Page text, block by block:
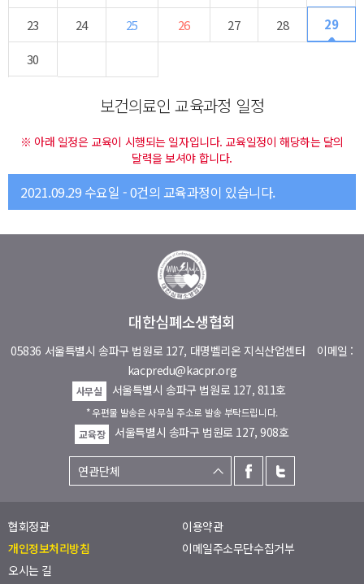
23
24 25 26 27 28 29
30
보건의료인 교육과정 일정
※ 아래 일정은 교육이 시행되는 일자입니다. 교육일정이 해당하는 달의
달력을 보셔야 합니다.
2021.09.29 수요일 - 0건의 교육과정이 있습니다.
대한심폐소생협회
05836 서울특별시 송파구 법원로 127, 대명벨리온 지식산업센터 이메일 :
kacpredu@kacpr.org
사무실 서울특별시 송파구 법원로 127, 811호
* 우편물 발송은 사무실 주소로 발송 부탁드립니다.
교육장
서울특별시 송파구 법원로 127, 908호
협회정관
이용약관
개인정보처리방침
이메일주소무단수집거부
오시는 길